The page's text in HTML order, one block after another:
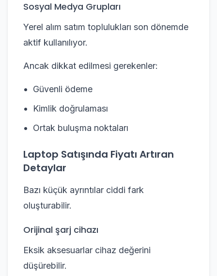
Sosyal Medya Grupları
Yerel alım satım toplulukları son dönemde
aktif kullanılıyor.
Ancak dikkat edilmesi gerekenler:
Güvenli ödeme
Kimlik doğrulaması
Ortak buluşma noktaları
Laptop Satışında Fiyatı Artıran
Detaylar
Bazı küçük ayrıntılar ciddi fark
oluşturabilir.
Orijinal şarj cihazı
Eksik aksesuarlar cihaz değerini
düşürebilir.